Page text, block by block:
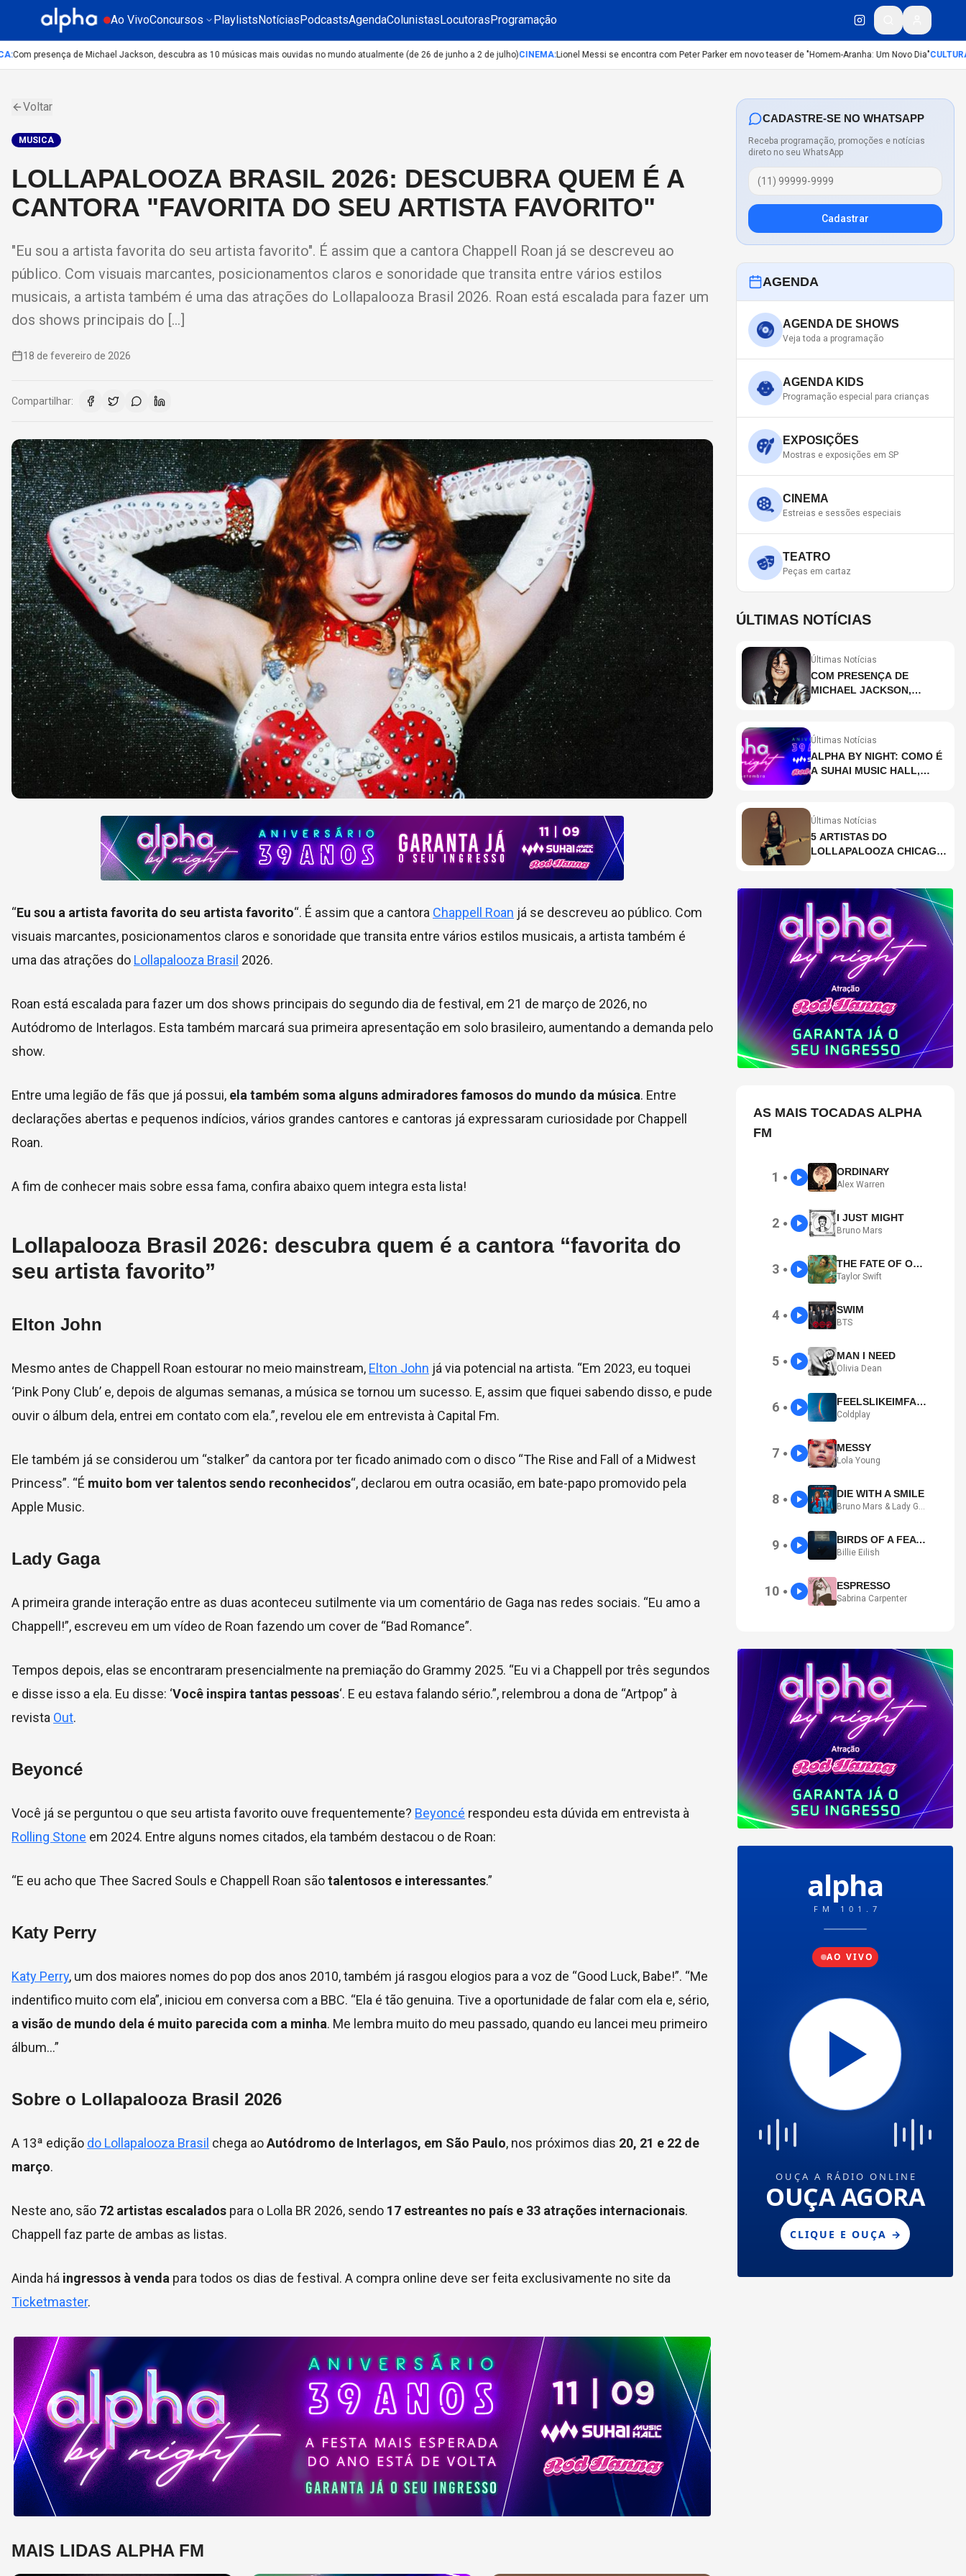
Ao VivoConcursos PlaylistsNotíciasPodcastsAgendaColunistasLocutorasProgramação
Com presença de Michael Jackson, descubra as 10 músicas mais ouvidas no mundo atualmente (de 26 de junho a 2 de julho) CINEMA:Lionel Messi se encontra com Peter Parker em novo teaser de "Homem-Aranha: Um Novo Dia"CULTURA:
Voltar
MUSICA
LOLLAPALOOZA BRASIL 2026: DESCUBRA QUEM É A
CANTORA "FAVORITA DO SEU ARTISTA FAVORITO"
"Eu sou a artista favorita do seu artista favorito". É assim que a cantora Chappell Roan já se descreveu ao
público. Com visuais marcantes, posicionamentos claros e sonoridade que transita entre vários estilos
musicais, a artista também é uma das atrações do Lollapalooza Brasil 2026. Roan está escalada para fazer um
dos shows principais do […]
18 de fevereiro de 2026
Compartilhar:
“Eu sou a artista favorita do seu artista favorito“. É assim que a cantora Chappell Roan já se descreveu ao público. Com
visuais marcantes, posicionamentos claros e sonoridade que transita entre vários estilos musicais, a artista também é
uma das atrações do Lollapalooza Brasil 2026.
Roan está escalada para fazer um dos shows principais do segundo dia de festival, em 21 de março de 2026, no
Autódromo de Interlagos. Esta também marcará sua primeira apresentação em solo brasileiro, aumentando a demanda pelo
show.
Entre uma legião de fãs que já possui, ela também soma alguns admiradores famosos do mundo da música. Entre
declarações abertas e pequenos indícios, vários grandes cantores e cantoras já expressaram curiosidade por Chappell
Roan.
A fim de conhecer mais sobre essa fama, confira abaixo quem integra esta lista!
Lollapalooza Brasil 2026: descubra quem é a cantora “favorita do
seu artista favorito”
Elton John
Mesmo antes de Chappell Roan estourar no meio mainstream, Elton John já via potencial na artista. “Em 2023, eu toquei
‘Pink Pony Club’ e, depois de algumas semanas, a música se tornou um sucesso. E, assim que fiquei sabendo disso, e pude
ouvir o álbum dela, entrei em contato com ela.”, revelou ele em entrevista à Capital Fm.
Ele também já se considerou um “stalker” da cantora por ter ficado animado com o disco “The Rise and Fall of a Midwest
Princess”. “É muito bom ver talentos sendo reconhecidos“, declarou em outra ocasião, em bate-papo promovido pela
Apple Music.
Lady Gaga
A primeira grande interação entre as duas aconteceu sutilmente via um comentário de Gaga nas redes sociais. “Eu amo a
Chappell!”, escreveu em um vídeo de Roan fazendo um cover de “Bad Romance”.
Tempos depois, elas se encontraram presencialmente na premiação do Grammy 2025. “Eu vi a Chappell por três segundos
e disse isso a ela. Eu disse: ‘Você inspira tantas pessoas‘. E eu estava falando sério.”, relembrou a dona de “Artpop” à
revista Out.
Beyoncé
Você já se perguntou o que seu artista favorito ouve frequentemente? Beyoncé respondeu esta dúvida em entrevista à
Rolling Stone em 2024. Entre alguns nomes citados, ela também destacou o de Roan:
“E eu acho que Thee Sacred Souls e Chappell Roan sãotalentosos e interessantes.”
Katy Perry
Katy Perry, um dos maiores nomes do pop dos anos 2010, também já rasgou elogios para a voz de “Good Luck, Babe!”. “Me
indentifico muito com ela”, iniciou em conversa com a BBC. “Ela é tão genuina. Tive a oportunidade de falar com ela e, sério,
a visão de mundo dela é muito parecida com a minha. Me lembra muito do meu passado, quando eu lancei meu primeiro
álbum…”
Sobre o Lollapalooza Brasil 2026
A 13ª edição do Lollapalooza Brasil chega aoAutódromo de Interlagos, em São Paulo, nos próximos dias 20, 21 e 22 de
março.
Neste ano, são 72 artistas escalados para o Lolla BR 2026, sendo 17 estreantes no país e 33 atrações internacionais.
Chappell faz parte de ambas as listas.
Ainda há ingressos à venda para todos os dias de festival. A compra online deve ser feita exclusivamente no site da
Ticketmaster.
MAIS LIDAS ALPHA FM
CADASTRE-SE NO WHATSAPP
Receba programação, promoções e notícias
direto no seu WhatsApp
Cadastrar
AGENDA
AGENDA DE SHOWS
Veja toda a programação
AGENDA KIDS
Programação especial para crianças
EXPOSIÇÕES
Mostras e exposições em SP
CINEMA
Estreias e sessões especiais
TEATRO
Peças em cartaz
ÚLTIMAS NOTÍCIAS
Últimas Notícias
COM PRESENÇA DE
MICHAEL JACKSON,
ATUALMENTE (DE 26 DE
Últimas Notícias
ALPHA BY NIGHT: COMO É
A SUHAI MUSIC HALL,
PAULO?
Últimas Notícias
5 ARTISTAS DO
LOLLAPALOOZA CHICAGO
AS MAIS TOCADAS ALPHA
FM
1 ● ORDINARY
Alex Warren
2 ● I JUST MIGHT
Bruno Mars
3 ● THE FATE OF OPHELIA
Taylor Swift
4 ● SWIM
BTS
5 ● MAN I NEED
Olivia Dean
6 ● FEELSLIKEIMFALLINGINLOVE
Coldplay
7 ● MESSY
Lola Young
8 ● DIE WITH A SMILE
Bruno Mars & Lady Gaga
9 ● BIRDS OF A FEATHER
Billie Eilish
10 ● ESPRESSO
Sabrina Carpenter